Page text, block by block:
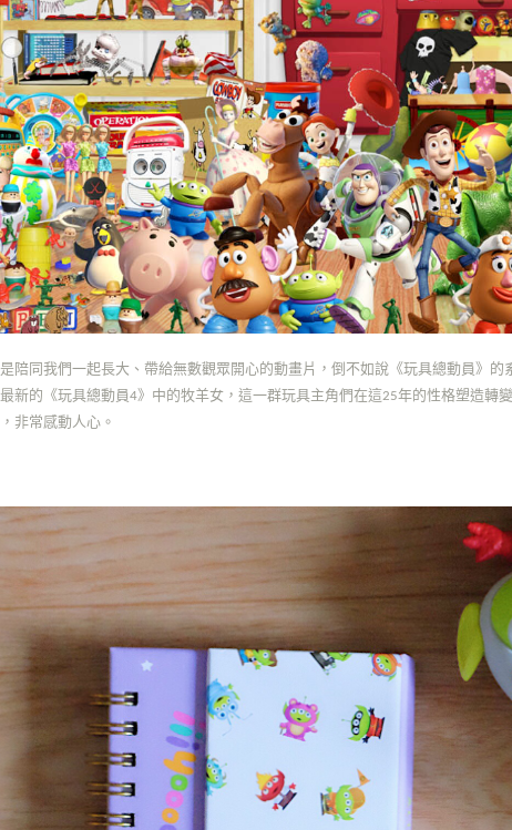
任。
４．使用「
即時審查核
結果請求用
５．嚴禁一
形，恩沛科
動。
陪同我們一起長大、帶給無數觀眾開心的動畫片，倒不如說《玩具總動員》的
新的《玩具總動員4》中的牧羊女，這一群玩具主角們在這25年的性格塑造轉
非常感動人心。